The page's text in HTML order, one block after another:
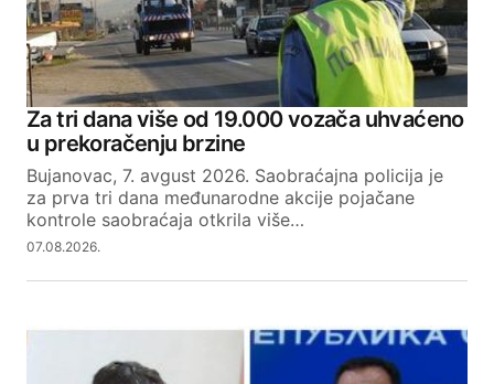
Za tri dana više od 19.000 vozača uhvaćeno
u prekoračenju brzine
Bujanovac, 7. avgust 2026. Saobraćajna policija je
za prva tri dana međunarodne akcije pojačane
kontrole saobraćaja otkrila više…
07.08.2026.